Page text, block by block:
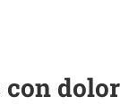
con